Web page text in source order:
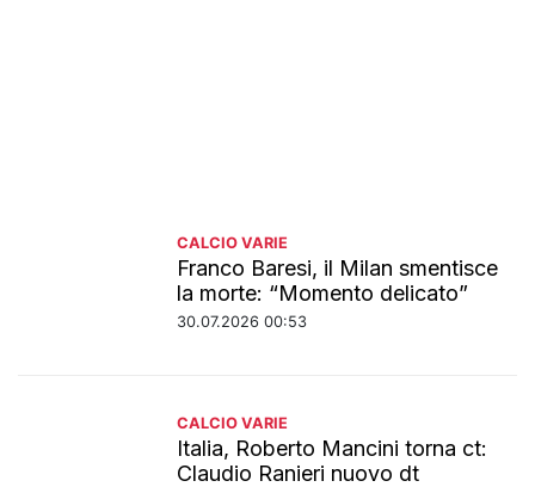
CALCIO VARIE
Franco Baresi, il Milan smentisce
la morte: “Momento delicato”
30.07.2026 00:53
CALCIO VARIE
Italia, Roberto Mancini torna ct:
Claudio Ranieri nuovo dt